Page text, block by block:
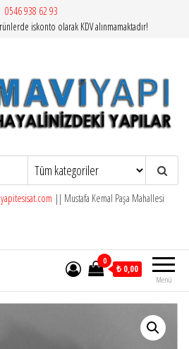
0546 938 62 93
iskonto olarak KDV alınmamaktadır!
Artema
|| Mustafa Kemal Paşa Mahallesi
Menü
0
₺ 0,00